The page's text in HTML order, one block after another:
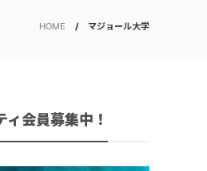
HOME マジョール大学
会員募集中！